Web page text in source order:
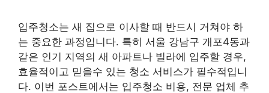
입주청소는 새 집으로 이사할 때 반드시 거쳐야 하
는 중요한 과정입니다. 특히 서울 강남구 개포4동과
같은 인기 지역의 새 아파트나 빌라에 입주할 경우,
효율적이고 믿을수 있는 청소 서비스가 필수적입니
다. 이번 포스트에서는 입주청소 비용, 전문 업체 추